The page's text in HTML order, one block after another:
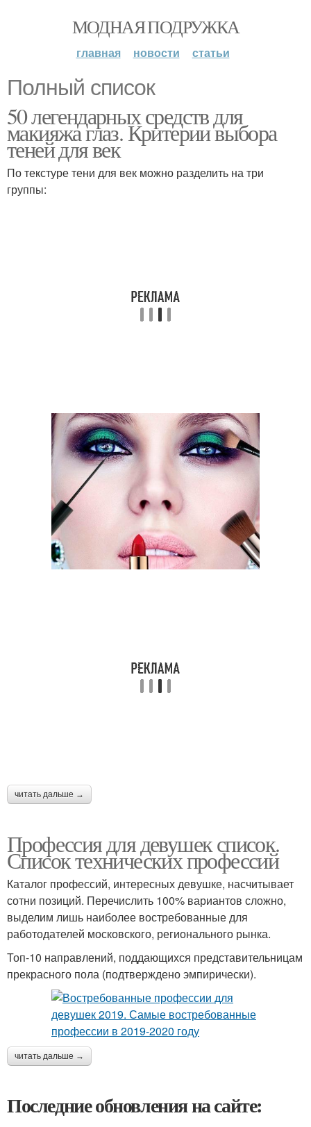
МОДНАЯ ПОДРУЖКА
главная новости статьи
Полный список
50 легендарных средств для
макияжа глаз. Критерии выбора
теней для век
По текстуре тени для век можно разделить на три
группы:
читать дальше →
Профессия для девушек список.
Список технических профессий
Каталог профессий, интересных девушке, насчитывает
сотни позиций. Перечислить 100% вариантов сложно,
выделим лишь наиболее востребованные для
работодателей московского, регионального рынка.
Топ-10 направлений, поддающихся представительницам
прекрасного пола (подтверждено эмпирически).
читать дальше →
Последние обновления на сайте: